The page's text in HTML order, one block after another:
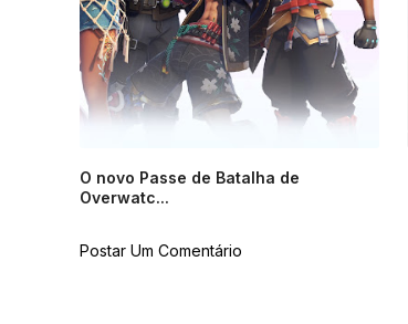
O novo Passe de Batalha de
Overwatc...
Postar Um Comentário